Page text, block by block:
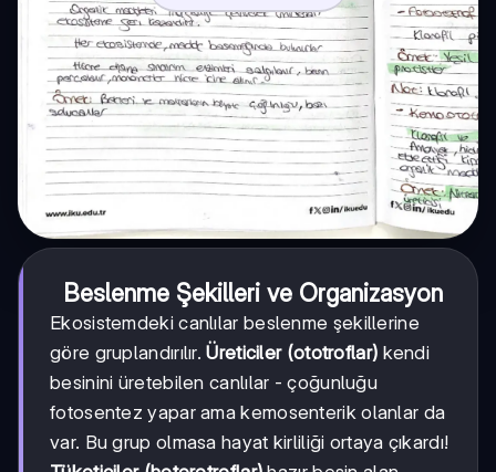
Beslenme Şekilleri ve Organizasyon
Ekosistemdeki canlılar beslenme şekillerine
göre gruplandırılır.Üreticiler (ototroflar) kendi
besinini üretebilen canlılar - çoğunluğu
fotosentez yapar ama kemosenterik olanlar da
var. Bu grup olmasa hayat kirliliği ortaya çıkardı!